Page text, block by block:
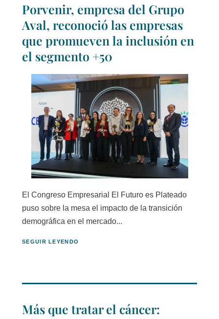
Porvenir, empresa del Grupo
Aval, reconoció las empresas
que promueven la inclusión en
el segmento +50
El Congreso Empresarial El Futuro es Plateado
puso sobre la mesa el impacto de la transición
demográfica en el mercado...
SEGUIR LEYENDO
Más que tratar el cáncer: